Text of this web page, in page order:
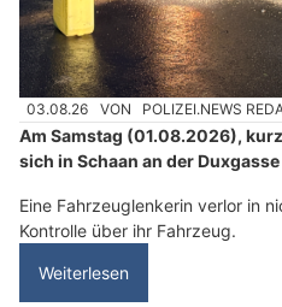
03.08.26 VON POLIZEI.NEWS
Am Samstag (01.08.2026),
sich in Schaan an der
Eine Fahrzeuglenkerin verlor in
Kontrolle über ihr Fahrzeug.
Weiterlesen